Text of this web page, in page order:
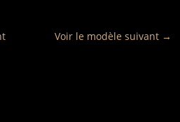
Voir le modèle suivant →